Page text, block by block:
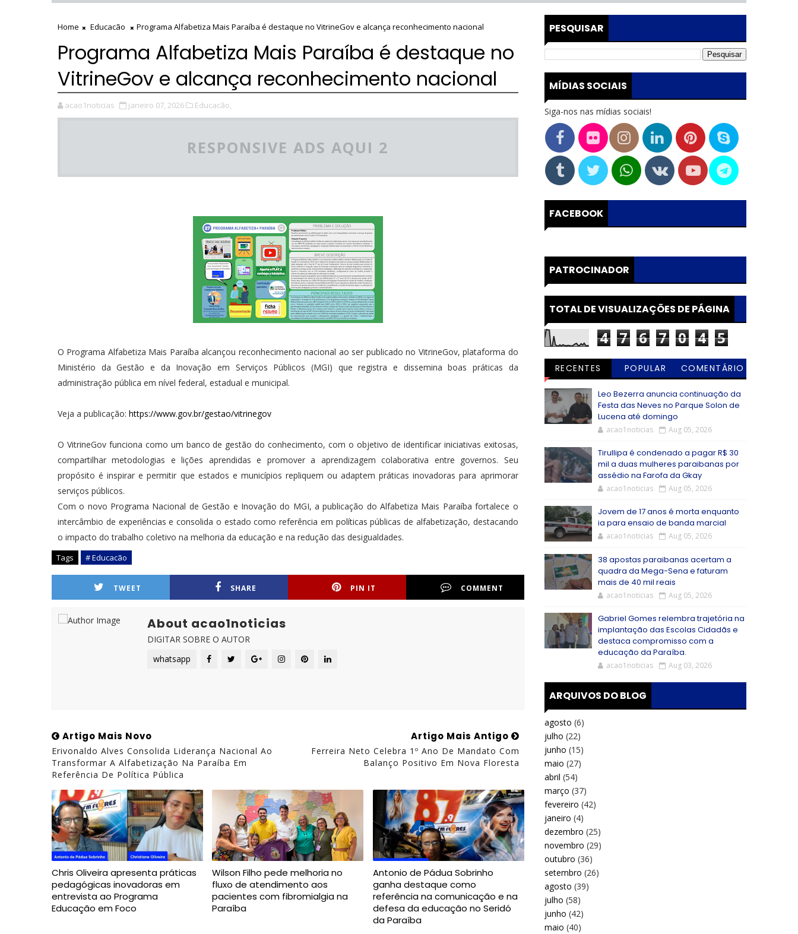
Home Educacão Programa Alfabetiza Mais Paraíba é destaque no VitrineGov e alcança reconhecimento nacional
Programa Alfabetiza Mais Paraíba é destaque no
VitrineGov e alcança reconhecimento nacional
acao1noticias janeiro 07, 2026 Educacão,
RESPONSIVE ADS AQUI 2
O Programa Alfabetiza Mais Paraíba alcançou reconhecimento nacional ao ser publicado no VitrineGov, plataforma do
Ministério da Gestão e da Inovação em Serviços Públicos (MGI) que registra e dissemina boas práticas da
administração pública em nível federal, estadual e municipal.
Veja a publicação: https://www.gov.br/gestao/vitrinegov
O VitrineGov funciona como um banco de gestão do conhecimento, com o objetivo de identificar iniciativas exitosas,
compartilhar metodologias e lições aprendidas e promover a aprendizagem colaborativa entre governos. Seu
propósito é inspirar e permitir que estados e municípios repliquem ou adaptem práticas inovadoras para aprimorar
serviços públicos.
Com o novo Programa Nacional de Gestão e Inovação do MGI, a publicação do Alfabetiza Mais Paraíba fortalece o
intercâmbio de experiências e consolida o estado como referência em políticas públicas de alfabetização, destacando
o impacto do trabalho coletivo na melhoria da educação e na redução das desigualdades.
Tags # Educacão
TWEET SHARE PIN IT COMMENT
About acao1noticias
DIGITAR SOBRE O AUTOR
whatsapp
Artigo Mais Novo
Erivonaldo Alves Consolida Liderança Nacional Ao
Transformar A Alfabetização Na Paraíba Em
Referência De Política Pública
Artigo Mais Antigo
Ferreira Neto Celebra 1º Ano De Mandato Com
Balanço Positivo Em Nova Floresta
Chris Oliveira apresenta práticas
pedagógicas inovadoras em
entrevista ao Programa
Educação em Foco
Wilson Filho pede melhoria no
fluxo de atendimento aos
pacientes com fibromialgia na
Paraíba
Antonio de Pádua Sobrinho
ganha destaque como
referência na comunicação e na
defesa da educação no Seridó
da Paraíba
PESQUISAR
MÍDIAS SOCIAIS
Siga-nos nas mídias sociais!
FACEBOOK
PATROCINADOR
TOTAL DE VISUALIZAÇÕES DE PÁGINA
4 7 6 7 0 4 5
RECENTES POPULAR
COMENTÁRIO
Leo Bezerra anuncia continuação da
Festa das Neves no Parque Solon de
Lucena até domingo
acao1noticias Aug 05, 2026
Tirullipa é condenado a pagar R$ 30
mil a duas mulheres paraibanas por
assédio na Farofa da Gkay
acao1noticias Aug 05, 2026
Jovem de 17 anos é morta enquanto
ia para ensaio de banda marcial
acao1noticias Aug 05, 2026
38 apostas paraibanas acertam a
quadra da Mega-Sena e faturam
mais de 40 mil reais
acao1noticias Aug 05, 2026
Gabriel Gomes relembra trajetória na
implantação das Escolas Cidadãs e
destaca compromisso com a
educação da Paraíba.
acao1noticias Aug 03, 2026
ARQUIVOS DO BLOG
agosto (6)
julho (22)
junho (15)
maio (27)
abril (54)
março (37)
fevereiro (42)
janeiro (4)
dezembro (25)
novembro (29)
outubro (36)
setembro (26)
agosto (39)
julho (58)
junho (42)
maio (40)